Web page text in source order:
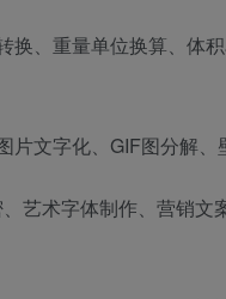
换、重量单位换算、体
文字化、GIF图分解、
艺术字体制作、营销